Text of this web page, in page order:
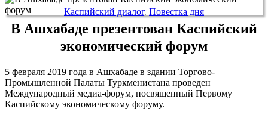
Каспийский диалог, Повестка дня
В Ашхабаде презентован Каспийский
экономический форум
5 февраля 2019 года в Ашхабаде в здании Торгово-
Промышленной Палаты Туркменистана проведен
Международный медиа-форум, посвященный Первому
Каспийскому экономическому форуму.